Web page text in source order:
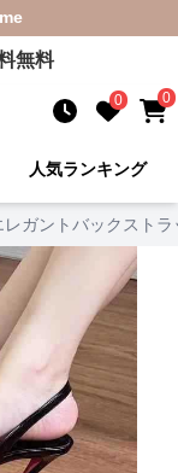
無料
0 0
人気ランキング
レガントバックスト